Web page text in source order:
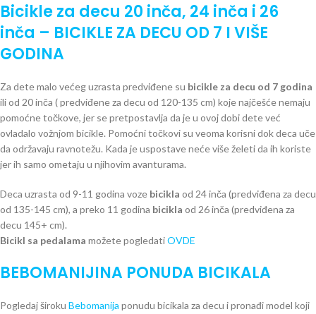
Bicikle za decu 20 inča, 24 inča i 26
inča – BICIKLE ZA DECU OD 7 I VIŠE
GODINA
Za dete malo većeg uzrasta predviđene su bicikle za decu od 7 godina
ili od 20 inča ( predviđene za decu od 120-135 cm) koje najčešće nemaju
pomoćne točkove, jer se pretpostavlja da je u ovoj dobi dete već
ovladalo vožnjom bicikle. Pomoćni točkovi su veoma korisni dok deca uče
da održavaju ravnotežu. Kada je uspostave neće više želeti da ih koriste
jer ih samo ometaju u njihovim avanturama.
Deca uzrasta od 9-11 godina voze bicikla od 24 inča (predviđena za decu
od 135-145 cm), a preko 11 godina bicikla od 26 inča (predviđena za
decu 145+ cm).
Bicikl sa pedalama možete pogledatiOVDE
BEBOMANIJINA PONUDA BICIKALA
Pogledaj široku Bebomanija ponudu bicikala za decu i pronađi model koji